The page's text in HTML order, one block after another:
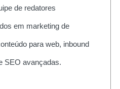
de redatores
em marketing de
para web, inbound
SEO avançadas.